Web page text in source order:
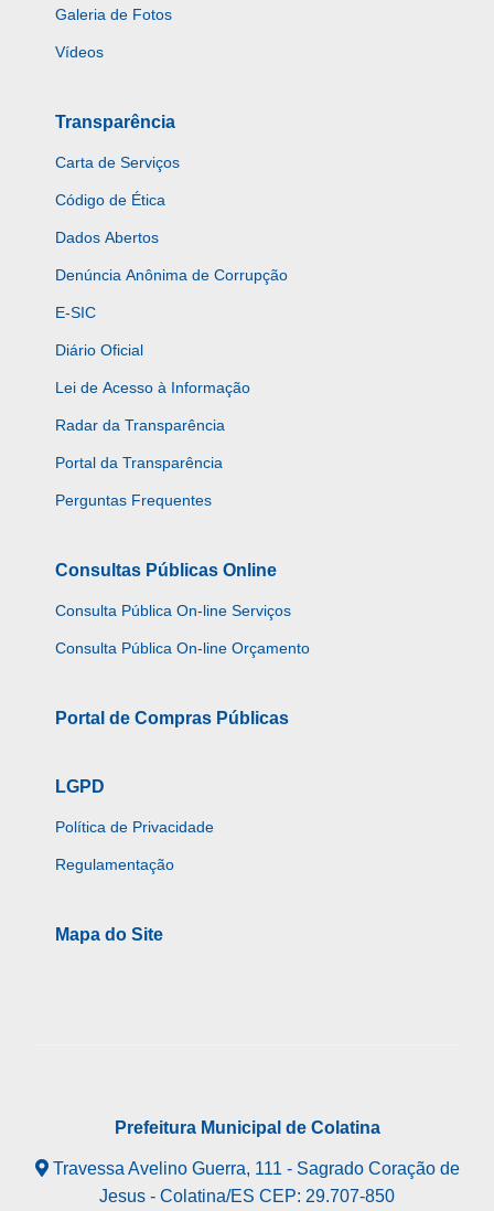
Galeria de Fotos
Vídeos
Transparência
Carta de Serviços
Código de Ética
Dados Abertos
Denúncia Anônima de Corrupção
E-SIC
Diário Oficial
Lei de Acesso à Informação
Radar da Transparência
Portal da Transparência
Perguntas Frequentes
Consultas Públicas Online
Consulta Pública On-line Serviços
Consulta Pública On-line Orçamento
Portal de Compras Públicas
LGPD
Política de Privacidade
Regulamentação
Mapa do Site
Prefeitura Municipal de Colatina
Travessa Avelino Guerra, 111 - Sagrado Coração de
Jesus - Colatina/ES CEP: 29.707-850